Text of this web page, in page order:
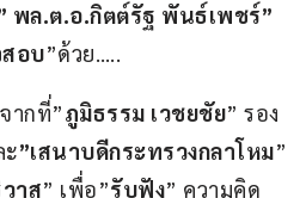
พล.ต.อ.กิตต์รัฐ พันธ์เพชร์”
สอบ”ด้วย…..
ากที่”ภูมิธรรม เวชยชัย” รอง
”เสนาบดีกระทรวงกลาโหม”
าส” เพื่อ”รับฟัง” ความคิด